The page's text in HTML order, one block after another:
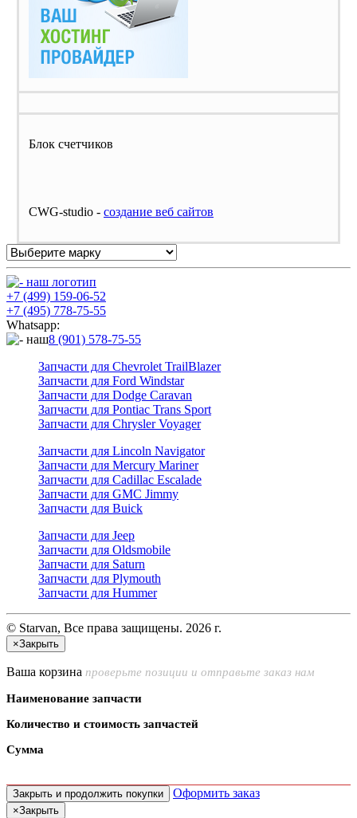
Блок счетчиков
CWG-studio - cоздание веб сайтов
+7 (499) 159-06-52
+7 (495) 778-75-55
Whatsapp:
8 (901) 578-75-55
Запчасти для Chevrolet TrailBlazer
Запчасти для Ford Windstar
Запчасти для Dodge Caravan
Запчасти для Pontiac Trans Sport
Запчасти для Chrysler Voyager
Запчасти для Lincoln Navigator
Запчасти для Mercury Mariner
Запчасти для Cadillac Escalade
Запчасти для GMC Jimmy
Запчасти для Buick
Запчасти для Jeep
Запчасти для Oldsmobile
Запчасти для Saturn
Запчасти для Plymouth
Запчасти для Hummer
© Starvan, Все права защищены. 2026 г.
×Закрыть
Ваша корзина проверьте позиции и отправьте заказ нам
Наименование запчасти
Количество и стоимость запчастей
Сумма
Закрыть и продолжить покупки Оформить заказ
×Закрыть